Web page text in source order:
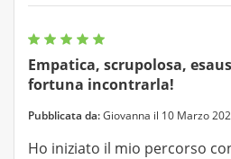
Empatica, scrupolosa,
fortuna incontrarla!
Pubblicata da:Giovanna il 10 Marzo
Ho iniziato il mio percorso